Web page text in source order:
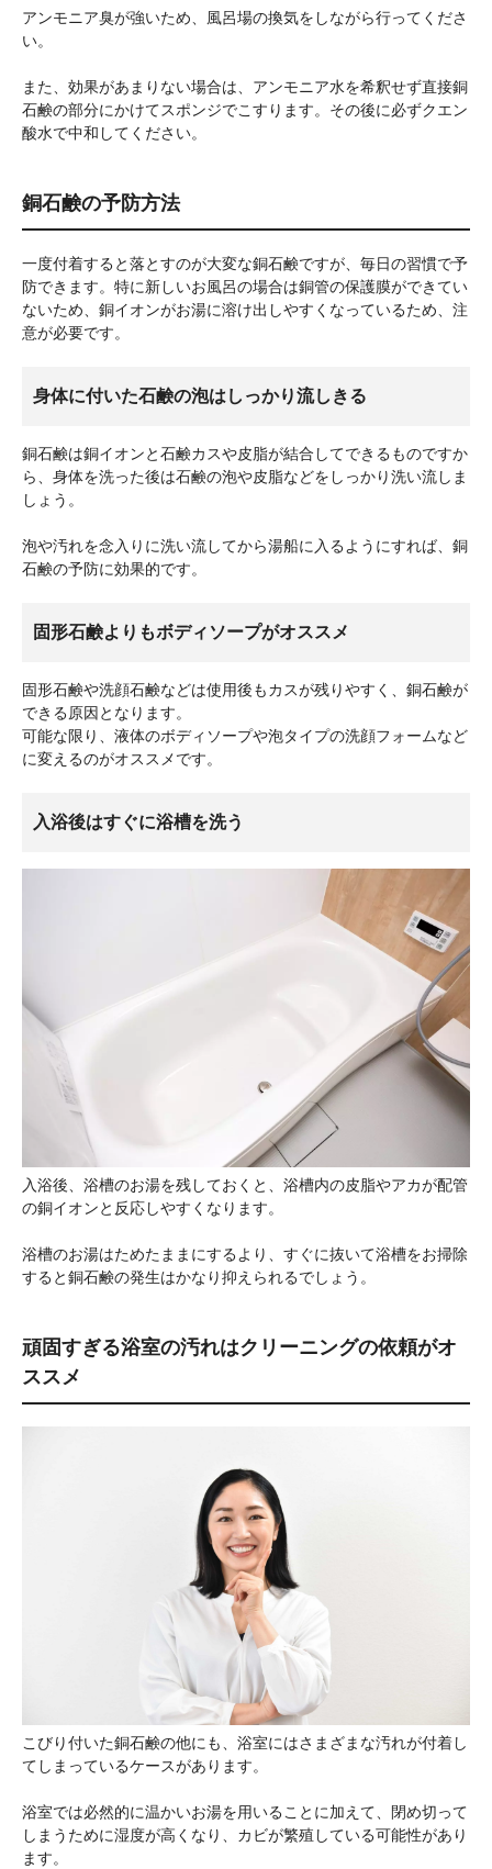
アンモニア臭が強いため、風呂場の換気をしながら行ってくださ
い。
また、効果があまりない場合は、アンモニア水を希釈せず直接銅
石鹸の部分にかけてスポンジでこすります。その後に必ずクエン
酸水で中和してください。
銅石鹸の予防方法
一度付着すると落とすのが大変な銅石鹸ですが、毎日の習慣で予
防できます。特に新しいお風呂の場合は銅管の保護膜ができてい
ないため、銅イオンがお湯に溶け出しやすくなっているため、注
意が必要です。
身体に付いた石鹸の泡はしっかり流しきる
銅石鹸は銅イオンと石鹸カスや皮脂が結合してできるものですか
ら、身体を洗った後は石鹸の泡や皮脂などをしっかり洗い流しま
しょう。
泡や汚れを念入りに洗い流してから湯船に入るようにすれば、銅
石鹸の予防に効果的です。
固形石鹸よりもボディソープがオススメ
固形石鹸や洗顔石鹸などは使用後もカスが残りやすく、銅石鹸が
できる原因となります。
可能な限り、液体のボディソープや泡タイプの洗顔フォームなど
に変えるのがオススメです。
入浴後はすぐに浴槽を洗う
入浴後、浴槽のお湯を残しておくと、浴槽内の皮脂やアカが配管
の銅イオンと反応しやすくなります。
浴槽のお湯はためたままにするより、すぐに抜いて浴槽をお掃除
すると銅石鹸の発生はかなり抑えられるでしょう。
頑固すぎる浴室の汚れはクリーニングの依頼がオ
ススメ
こびり付いた銅石鹸の他にも、浴室にはさまざまな汚れが付着し
てしまっているケースがあります。
浴室では必然的に温かいお湯を用いることに加えて、閉め切って
しまうために湿度が高くなり、カビが繁殖している可能性があり
ます。